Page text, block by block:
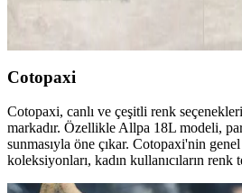
detaylı ekipman ve planlama önerileri
Cotopaxi
Cotopaxi, canlı ve çeşitli renk
markadır. Özellikle Allpa 18L modeli,
sunmasıyla öne çıkar. Cotopaxi'nin
koleksiyonları, kadın kullanıcıların